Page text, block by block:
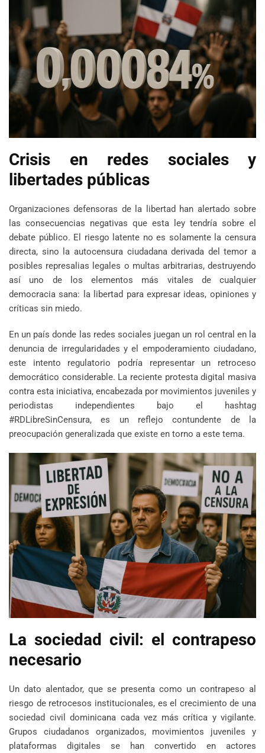
Crisis en redes sociales y
libertades públicas
Organizaciones defensoras de la libertad han alertado sobre
las consecuencias negativas que esta ley tendría sobre el
debate público. El riesgo latente no es solamente la censura
directa, sino la autocensura ciudadana derivada del temor a
posibles represalias legales o multas arbitrarias, destruyendo
así uno de los elementos más vitales de cualquier
democracia sana: la libertad para expresar ideas, opiniones y
críticas sin miedo.
En un país donde las redes sociales juegan un rol central en la
denuncia de irregularidades y el empoderamiento ciudadano,
este intento regulatorio podría representar un retroceso
democrático considerable. La reciente protesta digital masiva
contra esta iniciativa, encabezada por movimientos juveniles y
periodistas independientes bajo el hashtag
#RDLibreSinCensura, es un reflejo contundente de la
preocupación generalizada que existe en torno a este tema.
La sociedad civil: el contrapeso
necesario
Un dato alentador, que se presenta como un contrapeso al
riesgo de retrocesos institucionales, es el crecimiento de una
sociedad civil dominicana cada vez más crítica y vigilante.
Grupos ciudadanos organizados, movimientos juveniles y
plataformas digitales se han convertido en actores